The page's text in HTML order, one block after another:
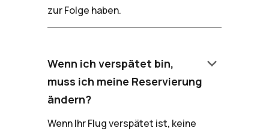
zur Folge haben.
Wenn ich verspätet bin,
muss ich meine Reservierung
ändern?
keyboard_arrow_down
Wenn Ihr Flug verspätet ist, keine